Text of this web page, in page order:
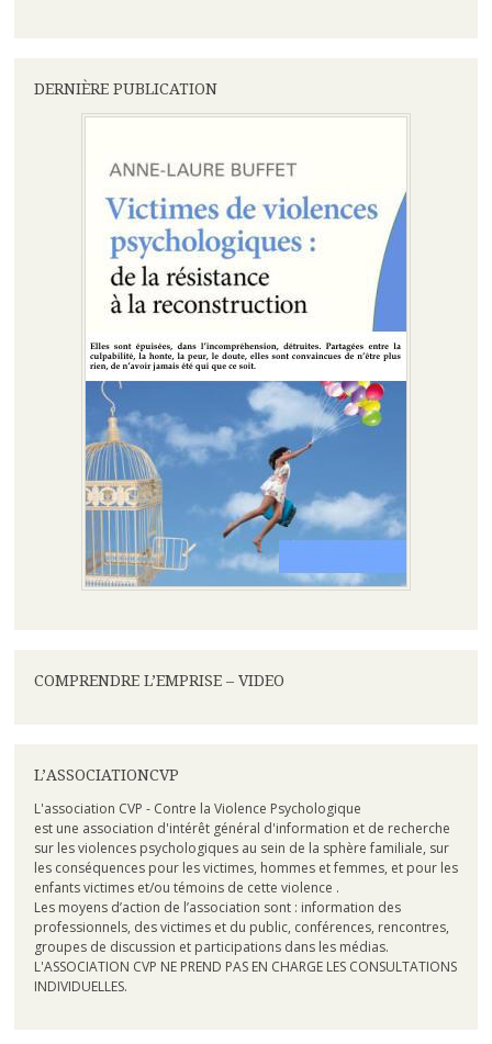
DERNIÈRE PUBLICATION
COMPRENDRE L’EMPRISE – VIDEO
L’ASSOCIATIONCVP
L'association CVP - Contre la Violence Psychologique
est une association d'intérêt général d'information et de recherche
sur les violences psychologiques au sein de la sphère familiale, sur
les conséquences pour les victimes, hommes et femmes, et pour les
enfants victimes et/ou témoins de cette violence .
Les moyens d’action de l’association sont : information des
professionnels, des victimes et du public, conférences, rencontres,
groupes de discussion et participations dans les médias.
L'ASSOCIATION CVP NE PREND PAS EN CHARGE LES CONSULTATIONS
INDIVIDUELLES.